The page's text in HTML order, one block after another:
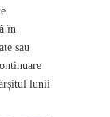
în
sau
lunii